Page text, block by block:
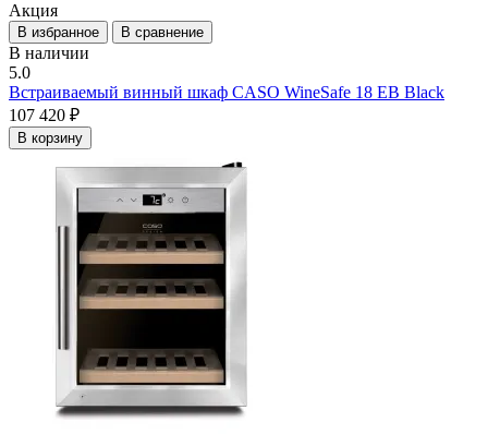
Акция
В избранное В сравнение
В наличии
5.0
Встраиваемый винный шкаф CASO WineSafe 18 EB Black
107 420 ₽
В корзину